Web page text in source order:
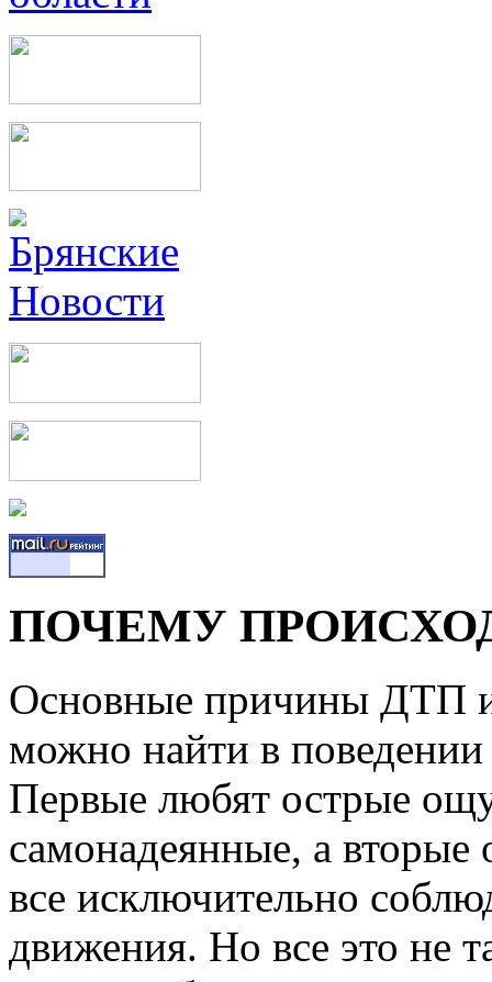
ПОЧЕМУ
Основные причины ДТП и
можно найти в
Первые любят острые
самонадеянные, а
все исключительно
движения. Но все это не